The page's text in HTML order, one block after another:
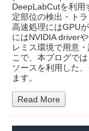
DeepLabCutを利用
定部位の検出・ト
高速処理にはGPU
にはNVIDIA driver
レミス環境で用意
こで、本ブログで
ソースを利用した
ます。
Read More